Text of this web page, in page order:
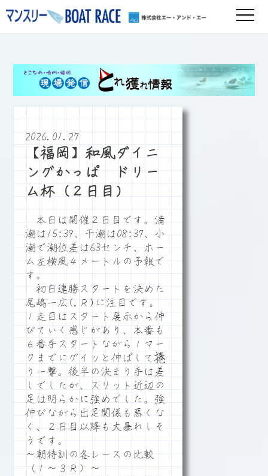
2026.01.27
【福岡】和風ダイニ
ングかっぱ ドリー
ム杯（２日目）
本日は開催２日目です。満
潮は15:39、干潮は08:37、小
潮で潮位差は63センチ、ホー
ム左横風４メートルの予報で
す。
初日連勝スタートを決めた
尾嶋一広(,Ｒ)に注目です。
１走目はスタート展示から伸
びていく感じがあり、本番も
６番手スタートながら１マー
クまでにグイッと伸ばして捲
り一撃。後半の決まり手は差
しでしたが、スリット近辺の
足は明らかに強めでした。強
伸びながら出足関係も悪くな
く、２日目以降も大暴れしそ
うです。
～朝特訓の各レースの比較
（１～３Ｒ）～